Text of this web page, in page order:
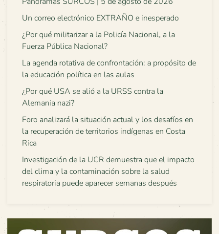
Un correo electrónico EXTRAÑO e inesperado
¿Por qué militarizar a la Policía Nacional, a la
Fuerza Pública Nacional?
La agenda rotativa de confrontación: a propósito de
la educación política en las aulas
¿Por qué USA se alió a la URSS contra la
Alemania nazi?
Foro analizará la situación actual y los desafíos en
la recuperación de territorios indígenas en Costa
Rica
Investigación de la UCR demuestra que el impacto
del clima y la contaminación sobre la salud
respiratoria puede aparecer semanas después